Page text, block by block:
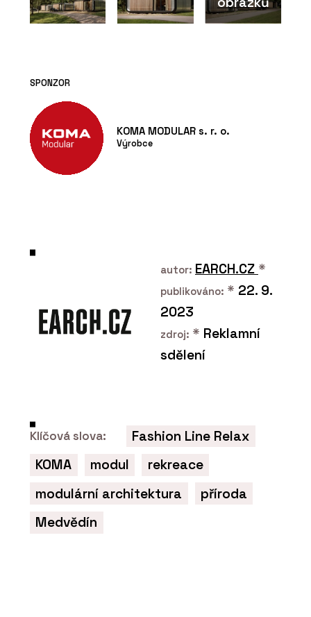
SPONZOR
KOMA MODULAR s. r. o.
Výrobce
autor: EARCH.CZ *
publikováno: * 22. 9.
2023
zdroj: * Reklamní
sdělení
Klíčová slova:
Fashion Line Relax
KOMA
modul
rekreace
modulární architektura
příroda
Medvědín